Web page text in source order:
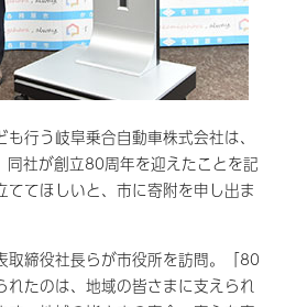
行う岐阜乗合自動車株式会社は、
社が創立80周年を迎えたことを記
てほしいと、市に寄附を申し出ま
取締役社長らが市役所を訪問。「80
たのは、地域の皆さまに支えられ